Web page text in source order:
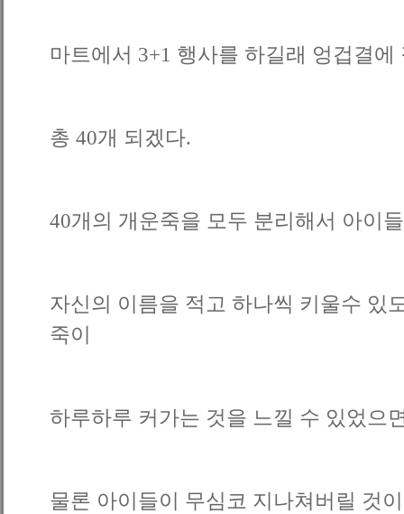
마트에서 3+1 행사를 하길래 엉겁결
총 40개 되겠다.
40개의 개운죽을 모두 분리해서 아이
자신의 이름을 적고 하나씩 키울수 있
죽이
하루하루 커가는 것을 느낄 수 있었으
물론 아이들이 무심코 지나쳐버릴 것